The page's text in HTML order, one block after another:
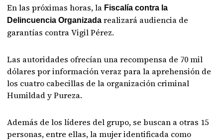
En las próximas horas, la Fiscalía contra la
Delincuencia Organizada realizará audiencia de
garantías contra Vigil Pérez.
Las autoridades ofrecían una recompensa de 70 mil
dólares por información veraz para la aprehensión de
los cuatro cabecillas de la organización criminal
Humildad y Pureza.
Además de los líderes del grupo, se buscan a otras 15
personas, entre ellas, la mujer identificada como